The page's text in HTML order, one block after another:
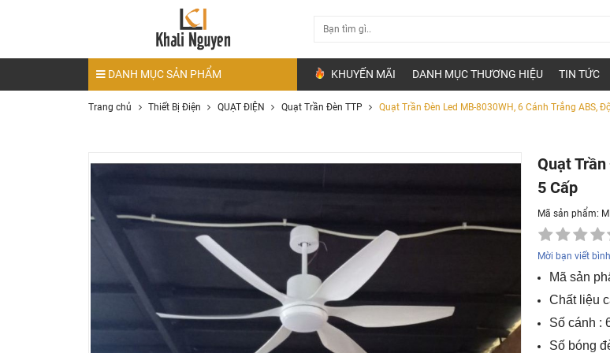
DANH MỤC SẢN PHẨM KHUYẾN MÃI DANH MỤC THƯƠNG HIỆU TIN TỨC
Trang chủ Thiết Bị Điện QUẠT ĐIỆN Quạt Trần Đèn TTP Quạt Trần Đèn Led MB-8030WH, 6 Cánh Trắng ABS,
Quạt
5 Cấp
Mã sản phẩm:
Mời bạn viết
Mã sản
Chất liệu
Số cánh :
Số bóng